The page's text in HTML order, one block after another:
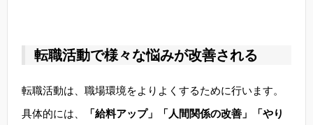
転職活動で様々な悩みが改善される
転職活動は、職場環境をよりよくするために行います。
具体的には、
「給料アップ」「人間関係の改善」「やり